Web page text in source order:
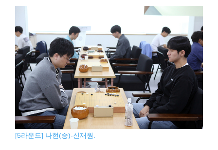
[5라운드] 나현(승)-신재원.